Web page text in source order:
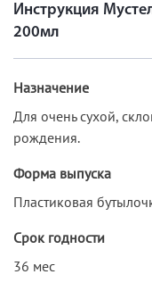
Инструкция
200мл
Назначение
Для очень сухой,
рождения.
Форма выпуска
Пластиковая
Срок годности
36 мес